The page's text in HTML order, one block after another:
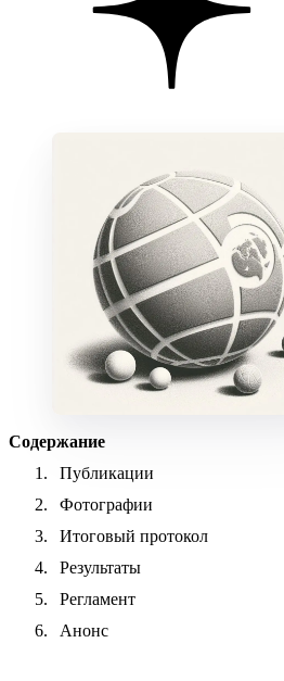
Содержание
Публикации
Фотографии
Итоговый протокол
Результаты
Регламент
Анонс